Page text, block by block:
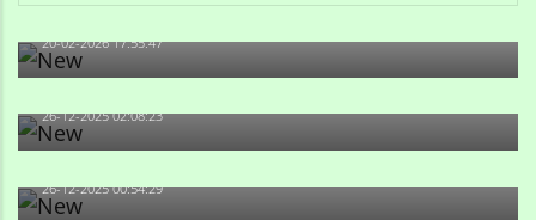
Qulu Məhərrəmli: Sosial şəbəkələrdə söyüş niyə artıb?
20-02-2026 17:55:47
Məni bura NAZİR GÖNDƏRİB - 1937-ci ildən fəaliyyətdə
26-12-2025 02:08:23
-Ay qız, sən məhkəməni udmayacaqsan... Sən bilirsən
də, məni...
26-12-2025 00:54:29